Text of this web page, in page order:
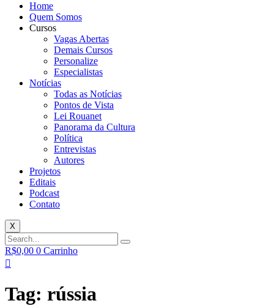
Home
Quem Somos
Cursos
Vagas Abertas
Demais Cursos
Personalize
Especialistas
Notícias
Todas as Notícias
Pontos de Vista
Lei Rouanet
Panorama da Cultura
Política
Entrevistas
Autores
Projetos
Editais
Podcast
Contato
X
R$0,00 0 Carrinho
Tag: rússia